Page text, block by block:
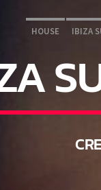
HOUSE IBIZA